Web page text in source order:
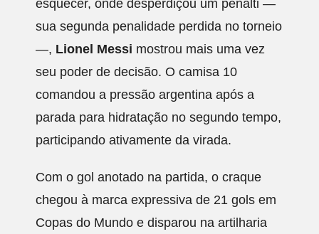
esquecer, onde desperdiçou um pênalti —
sua segunda penalidade perdida no torneio
—, Lionel Messi mostrou mais uma vez
seu poder de decisão. O camisa 10
comandou a pressão argentina após a
parada para hidratação no segundo tempo,
participando ativamente da virada.
Com o gol anotado na partida, o craque
chegou à marca expressiva de 21 gols em
Copas do Mundo e disparou na artilharia